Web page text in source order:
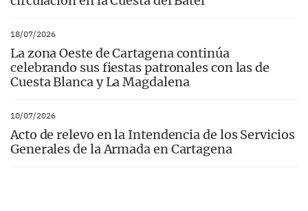
18/07/2026
La zona Oeste de Cartagena continúa
celebrando sus fiestas patronales con las de
Cuesta Blanca y La Magdalena
10/07/2026
Acto de relevo en la Intendencia de los Servicios
Generales de la Armada en Cartagena